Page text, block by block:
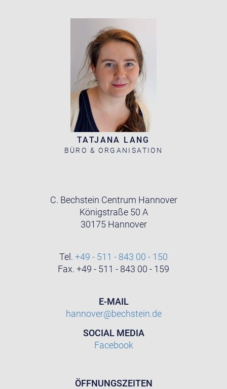
TATJANA LANG
BÜRO & ORGANISATION
C. Bechstein Centrum Hannover
Königstraße 50 A
30175 Hannover
Tel. +49 - 511 - 843 00 - 150
Fax. +49 - 511 - 843 00 - 159
E-MAIL
hannover@bechstein.de
SOCIAL MEDIA
Facebook
ÖFFNUNGSZEITEN